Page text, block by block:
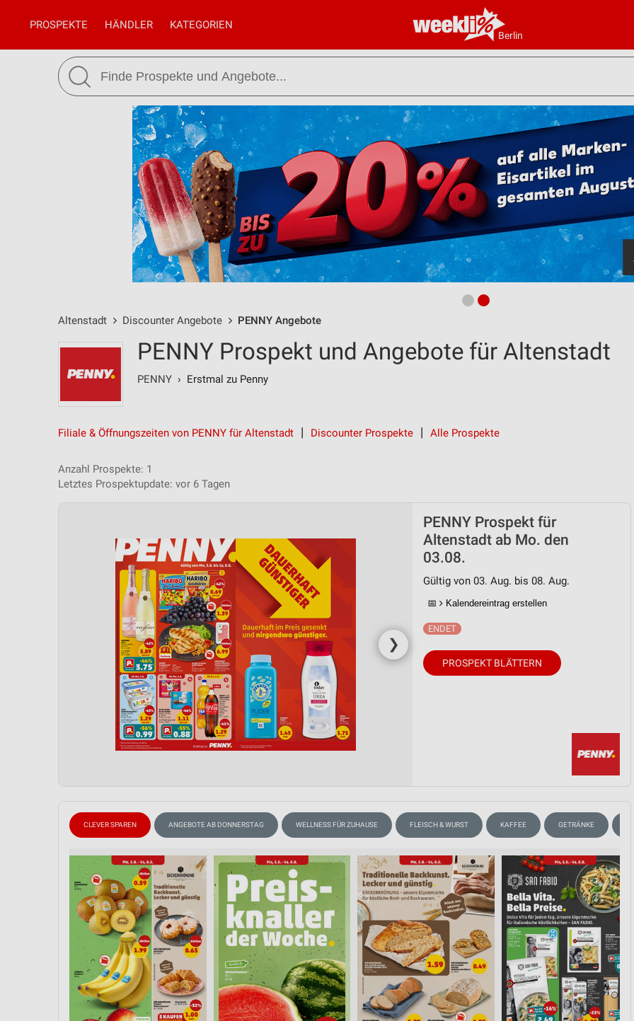
Berlin
PROSPEKTE HÄNDLER KATEGORIEN
Altenstadt Discounter Angebote PENNY Angebote
PENNY Prospekt und Angebote für Altenstadt
PENNY › Erstmal zu Penny
Filiale & Öffnungszeiten von PENNY für Altenstadt Discounter Prospekte Alle Prospekte
Anzahl Prospekte: 1
Letztes Prospektupdate: vor 6 Tagen
❯
PENNY Prospekt für
Altenstadt ab Mo. den
03.08.
Gültig von 03. Aug. bis 08. Aug.
📅 Kalendereintrag erstellen
PROSPEKT BLÄTTERN
CLEVER SPAREN ANGEBOTE AB DONNERSTAG WELLNESS FÜR ZUHAUSE FLEISCH & WURST KAFFEE GETRÄNKE